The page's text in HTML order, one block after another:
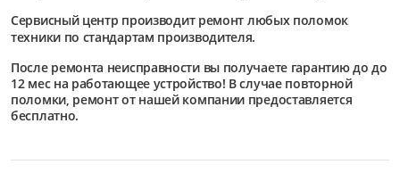
Сервисный центр производит ремонт любых поломок
техники по стандартам производителя.
После ремонта неисправности вы получаете гарантию до до
12 мес на работающее устройство! В случае повторной
поломки, ремонт от нашей компании предоставляется
бесплатно.